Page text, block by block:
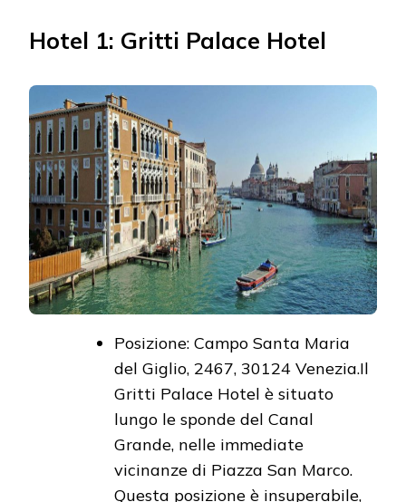
Hotel 1: Gritti Palace Hotel
Posizione: Campo Santa Maria
del Giglio, 2467, 30124 Venezia.Il
Gritti Palace Hotel è situato
lungo le sponde del Canal
Grande, nelle immediate
vicinanze di Piazza San Marco.
Questa posizione è insuperabile,